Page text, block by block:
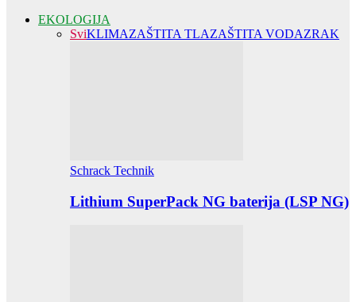
EKOLOGIJA
SviKLIMAZAŠTITA TLAZAŠTITA VODAZRAK
Schrack Technik
Lithium SuperPack NG baterija (LSP NG)